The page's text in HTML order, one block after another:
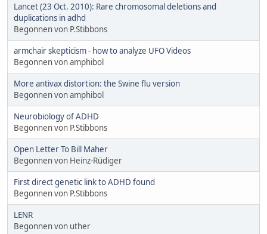
Lancet (23 Oct. 2010): Rare chromosomal deletions and
duplications in adhd
Begonnen von P.Stibbons
armchair skepticism - how to analyze UFO Videos
Begonnen von amphibol
More antivax distortion: the Swine flu version
Begonnen von amphibol
Neurobiology of ADHD
Begonnen von P.Stibbons
Open Letter To Bill Maher
Begonnen von Heinz-Rüdiger
First direct genetic link to ADHD found
Begonnen von P.Stibbons
LENR
Begonnen von uther